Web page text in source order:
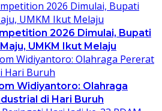
2026 Dimulai, Bupati
UMKM Ikut Melaju
Widiyantoro: Olahraga
di Hari Buruh